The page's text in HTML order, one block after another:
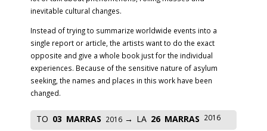
inevitable cultural changes.
Instead of trying to summarize worldwide events into a
single report or article, the artists want to do the exact
opposite and give a whole book just for the individual
experiences. Because of the sensitive nature of asylum
seeking, the names and places in this work have been
changed.
TO 03 MARRAS 2016 LA 26 MARRAS 2016